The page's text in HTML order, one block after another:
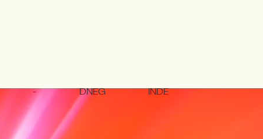
- DNEG INDE